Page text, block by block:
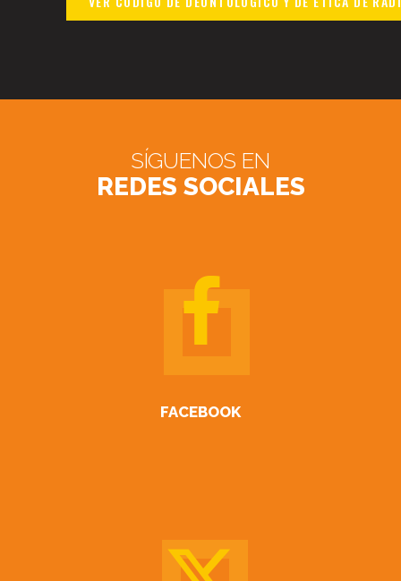
SÍGUENOS EN
REDES SOCIALES
FACEBOOK